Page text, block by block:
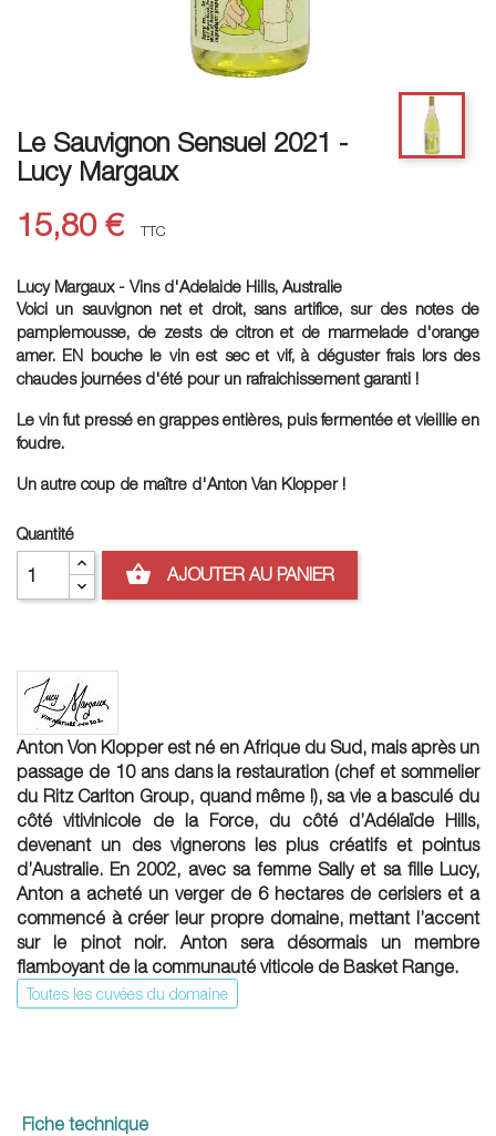
Le Sauvignon Sensuel 2021 -
Lucy Margaux
15,80 € TTC
Lucy Margaux - Vins d'Adelaide Hills, Australie
Voici un sauvignon net et droit, sans artifice, sur des notes de
pamplemousse, de zests de citron et de marmelade d'orange
amer. EN bouche le vin est sec et vif, à déguster frais lors des
chaudes journées d'été pour un rafraichissement garanti !
Le vin fut pressé en grappes entières, puis fermentée et vieillie en
foudre.
Un autre coup de maître d'Anton Van Klopper !
Quantité
shopping_basket AJOUTER AU PANIER
Anton Von Klopper est né en Afrique du Sud, mais après un
passage de 10 ans dans la restauration (chef et sommelier
du Ritz Carlton Group, quand même !), sa vie a basculé du
côté vitivinicole de la Force, du côté d’Adélaïde Hills,
devenant un des vignerons les plus créatifs et pointus
d’Australie. En 2002, avec sa femme Sally et sa fille Lucy,
Anton a acheté un verger de 6 hectares de cerisiers et a
commencé à créer leur propre domaine, mettant l’accent
sur le pinot noir. Anton sera désormais un membre
flamboyant de la communauté viticole de Basket Range.
Toutes les cuvées du domaine
Fiche technique